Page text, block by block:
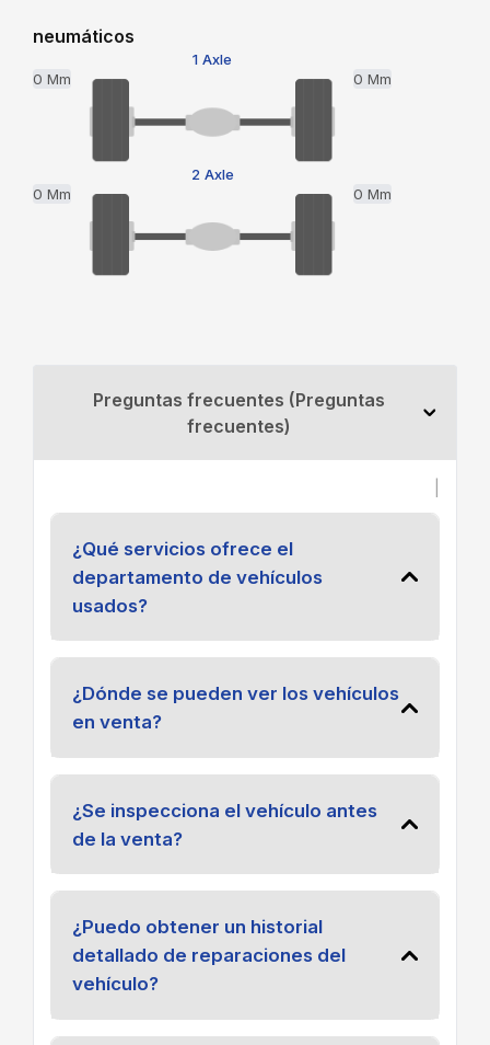
neumáticos
1 Axle
0 Mm
0 Mm
2 Axle
0 Mm
0 Mm
Preguntas frecuentes (Preguntas
frecuentes)
¿Qué servicios ofrece el
departamento de vehículos
usados?
¿Dónde se pueden ver los vehículos
en venta?
¿Se inspecciona el vehículo antes
de la venta?
¿Puedo obtener un historial
detallado de reparaciones del
vehículo?